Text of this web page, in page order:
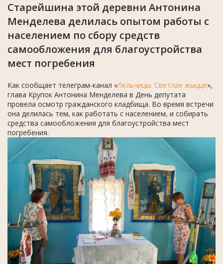
Старейшина этой деревни Антонина
Менделева делилась опытом работы с
населением по сбору средств
самообложения для благоустройства
мест погребения
Как сообщает телеграм-канал «Лельчицы. Светлае жыццё»,
глава Крупок Антонина Менделева в День депутата
провела осмотр гражданского кладбища. Во время встречи
она делилась тем, как работать с населением, и собирать
средства самообложения для благоустройства мест
погребения.